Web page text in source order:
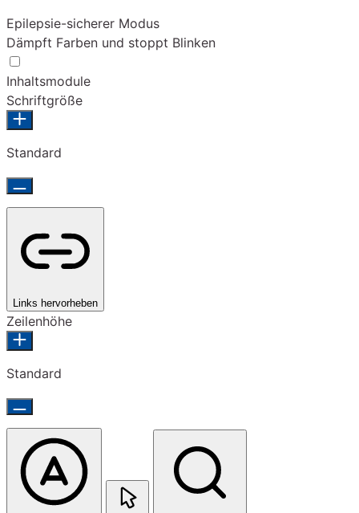
Epilepsie-sicherer Modus
Dämpft Farben und stoppt Blinken
Inhaltsmodule
Schriftgröße
Standard
Links hervorheben
Zeilenhöhe
Standard